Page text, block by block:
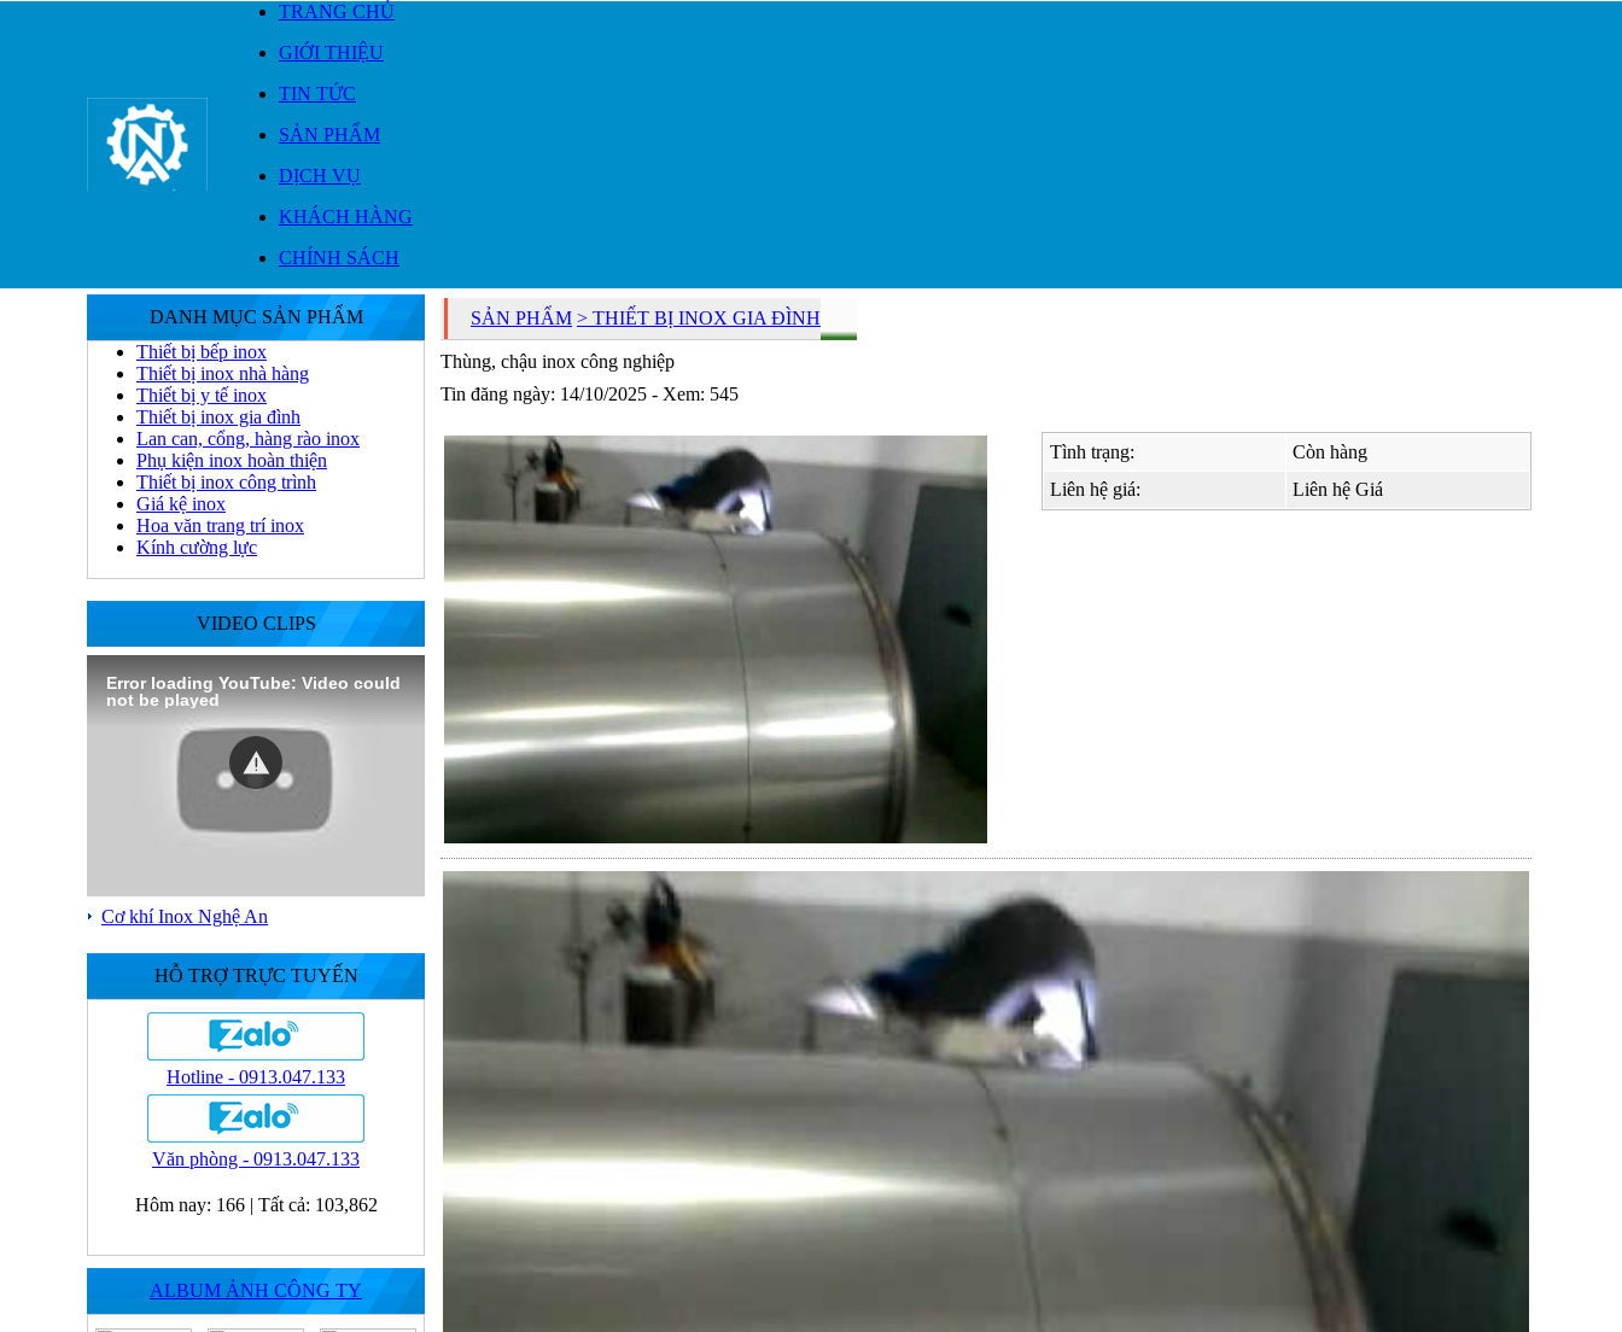
TRANG CHỦ
GIỚI THIỆU
TIN TỨC
SẢN PHẨM
DỊCH VỤ
KHÁCH HÀNG
CHÍNH SÁCH
DANH MỤC SẢN PHẨM
Thiết bị bếp inox
Thiết bị inox nhà hàng
Thiết bị y tế inox
Thiết bị inox gia đình
Lan can, cổng, hàng rào inox
Phụ kiện inox hoàn thiện
Thiết bị inox công trình
Giá kệ inox
Hoa văn trang trí inox
Kính cường lực
VIDEO CLIPS
Error loading YouTube: Video could
not be played
Cơ khí Inox Nghệ An
HỖ TRỢ TRỰC TUYẾN
Hotline - 0913.047.133
Văn phòng - 0913.047.133
Hôm nay: 166| Tất cả: 103,862
ALBUM ẢNH CÔNG TY
SẢN PHẨM > THIẾT BỊ INOX GIA ĐÌNH
Thùng, chậu inox công nghiệp
Tin đăng ngày: 14/10/2025 - Xem: 545
Tình trạng:
Còn hàng
Liên hệ giá:
Liên hệ Giá